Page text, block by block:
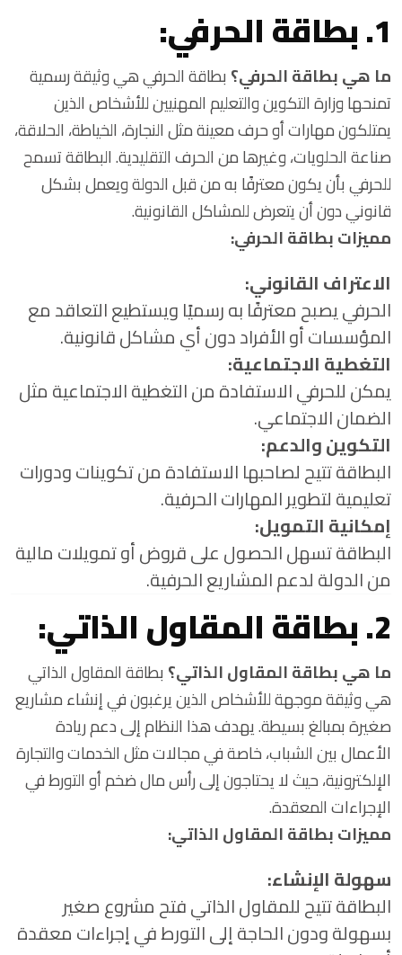
1. بطاقة الحرفي:
ما هي بطاقة الحرفي؟ بطاقة الحرفي هي وثيقة رسمية
تمنحها وزارة التكوين والتعليم المهنيين للأشخاص الذين
يمتلكون مهارات أو حرف معينة مثل النجارة، الخياطة، الحلاقة،
صناعة الحلويات، وغيرها من الحرف التقليدية. البطاقة تسمح
للحرفي بأن يكون معترفًا به من قبل الدولة ويعمل بشكل
قانوني دون أن يتعرض للمشاكل القانونية.
مميزات بطاقة الحرفي:
الاعتراف القانوني:
الحرفي يصبح معترفًا به رسميًا ويستطيع التعاقد مع
المؤسسات أو الأفراد دون أي مشاكل قانونية.
التغطية الاجتماعية:
يمكن للحرفي الاستفادة من التغطية الاجتماعية مثل
الضمان الاجتماعي.
التكوين والدعم:
البطاقة تتيح لصاحبها الاستفادة من تكوينات ودورات
تعليمية لتطوير المهارات الحرفية.
إمكانية التمويل:
البطاقة تسهل الحصول على قروض أو تمويلات مالية
من الدولة لدعم المشاريع الحرفية.
2. بطاقة المقاول الذاتي:
ما هي بطاقة المقاول الذاتي؟ بطاقة المقاول الذاتي
هي وثيقة موجهة للأشخاص الذين يرغبون في إنشاء مشاريع
صغيرة بمبالغ بسيطة. يهدف هذا النظام إلى دعم ريادة
الأعمال بين الشباب، خاصة في مجالات مثل الخدمات والتجارة
الإلكترونية، حيث لا يحتاجون إلى رأس مال ضخم أو التورط في
الإجراءات المعقدة.
مميزات بطاقة المقاول الذاتي:
سهولة الإنشاء:
البطاقة تتيح للمقاول الذاتي فتح مشروع صغير
بسهولة ودون الحاجة إلى التورط في إجراءات معقدة